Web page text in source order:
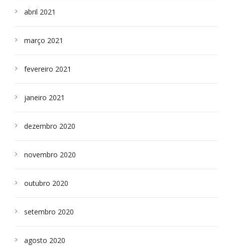
abril 2021
março 2021
fevereiro 2021
janeiro 2021
dezembro 2020
novembro 2020
outubro 2020
setembro 2020
agosto 2020